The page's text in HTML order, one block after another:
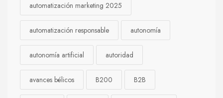
automatización marketing 2025
automatización responsable autonomía
autonomía artificial autoridad
avances bélicos B200 B2B